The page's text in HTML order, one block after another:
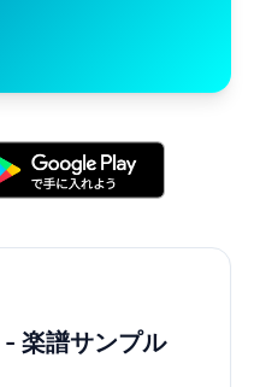
- 楽譜サンプル